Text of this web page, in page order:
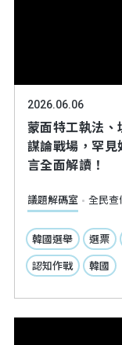
2026.06.06
蒙面特工執法、
謀論戰場，罕見
言全面解讀！
議題解碼室 全民查
韓國選舉 選票
認知作戰 韓國